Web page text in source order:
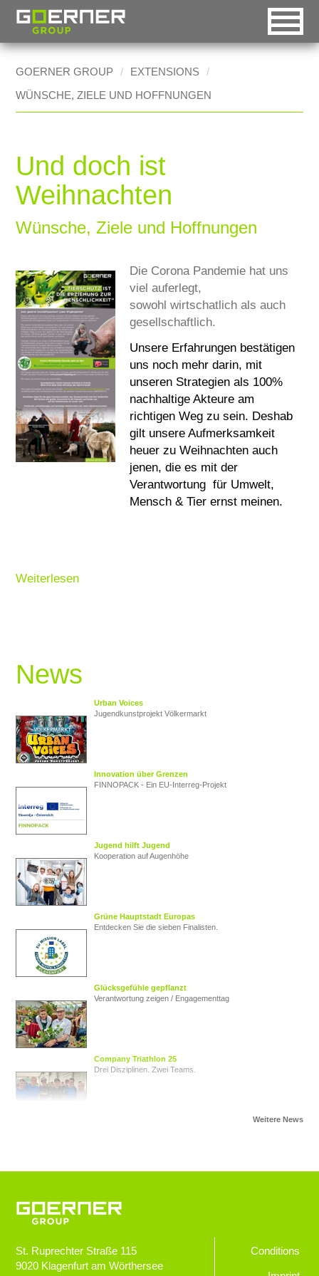
Homepage [0]
Search [5]
Automatic selection
Handheld version
Printable version
Goerner Group
Goerner Formpack
DE EN RO
HISTORY
MARKETS
Technical Industry
BOXES2GO
CSR
SERVICE
CAREERS
CONTACT
GOERNER GROUP
EXTENSIONS
WÜNSCHE, ZIELE UND HOFFNUNGEN
Und doch ist
Weihnachten
Wünsche, Ziele und Hoffnungen
Die Corona Pandemie hat uns
viel auferlegt,
sowohl wirtschatlich als auch
gesellschaftlich.
Unsere Erfahrungen bestätigen
uns noch mehr darin, mit
unseren Strategien als 100%
nachhaltige Akteure am
richtigen Weg zu sein. Deshab
gilt unsere Aufmerksamkeit
heuer zu Weihnachten auch
jenen, die es mit der
Verantwortung für Umwelt,
Mensch & Tier ernst meinen.
Weiterlesen
News
Urban Voices
Jugendkunstprojekt Völkermarkt
Innovation über Grenzen
FINNOPACK - Ein EU‑Interreg‑Projekt
Jugend hilft Jugend
Kooperation auf Augenhöhe
Grüne Hauptstadt Europas
Entdecken Sie die sieben Finalisten.
Glücksgefühle gepflanzt
Verantwortung zeigen / Engagementtag
Company Triathlon 25
Drei Disziplinen. Zwei Teams.
Jugendliche im Blick
Goerner Group unterstützt JUNO
GOERNER Group supportet
St. Ruprechter Straße 115
9020 Klagenfurt am Wörthersee
Conditions